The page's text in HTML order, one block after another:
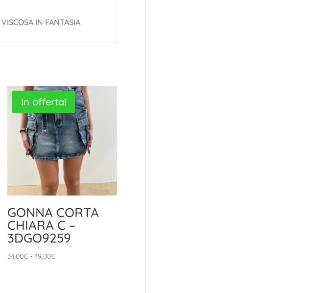
IN FANTASIA
In offerta!
GONNA CORTA
CHIARA C –
3DGO9259
34,00€ - 49,00€Fascia